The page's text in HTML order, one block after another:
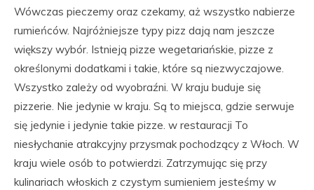
Wówczas pieczemy oraz czekamy, aż wszystko nabierze
rumieńców. Najróżniejsze typy pizz dają nam jeszcze
większy wybór. Istnieją pizze wegetariańskie, pizze z
określonymi dodatkami i takie, które są niezwyczajowe.
Wszystko zależy od wyobraźni. W kraju buduje się
pizzerie. Nie jedynie w kraju. Są to miejsca, gdzie serwuje
się jedynie i jedynie takie pizze. w restauracji To
niesłychanie atrakcyjny przysmak pochodzący z Włoch. W
kraju wiele osób to potwierdzi. Zatrzymując się przy
kulinariach włoskich z czystym sumieniem jesteśmy w